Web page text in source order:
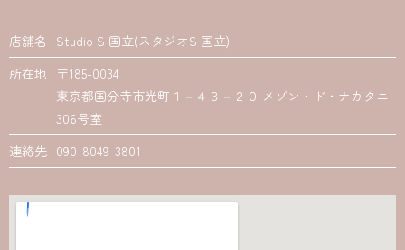
店舗名
Studio S 国立(スタジオS 国立)
所在地
〒185-0034
東京都国分寺市光町１－４３－２０ メゾン・ド・ナカタニ
306号室
連絡先 090-8049-3801